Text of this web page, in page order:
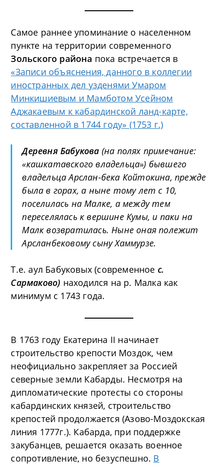
Самое раннее упоминание о населенном
пункте на территории современного
Зольского района пока встречается в
«Записи объяснения, данного в коллегии
иностранных дел узденями Умаром
Минкишиевым и Мамботом Усейном
Аджакаевым к кабардинской ланд-карте,
составленной в 1744 году» (1753 г.)
Деревня Бабукова (на полях примечание:
«кашкатавского владельца») бывшего
владельца Арслан-бека Койтокина, прежде
была в горах, а ныне тому лет с 10,
поселилась на Малке, а между тем
переселялась к вершине Кумы, и паки на
Малк возвратилась. Ныне оная полежит
Арсланбековому сыну Хаммурзе.
Т.е. аул Бабуковых (современное с.
Сармаково) находился на р. Малка как
минимум с 1743 года.
В 1763 году Екатерина II начинает
строительство крепости Моздок, чем
неофициально закрепляет за Россией
северные земли Кабарды. Несмотря на
дипломатические протесты со стороны
кабардинских князей, строительство
крепостей продолжается (Азово-Моздокская
линия 1777г.). Кабарда, при поддержке
закубанцев, решается оказать военное
сопротивление, но безуспешно. В